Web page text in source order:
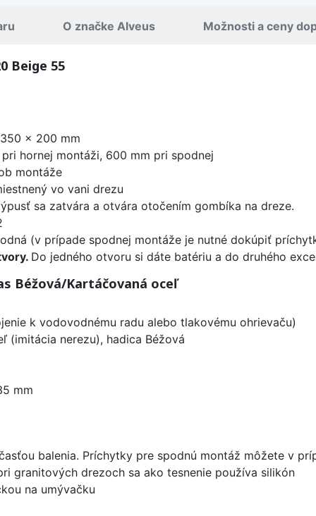
O značke Alveus Možnosti a ceny
Beige 55
x 200 mm
hornej montáži, 600 mm pri spodnej
montáže
vo vani drezu
sa zatvára a otvára otočením gombíka na dreze.
(v prípade spodnej montáže je nutné dokúpiť
Do jedného otvoru si dáte batériu a do druhého
Béžová/Kartáčovaná oceľ
k vodovodnému radu alebo tlakovému ohrievaču)
(imitácia nerezu), hadica Béžová
mm
balenia. Príchytky pre spodnú montáž môžete v
granitových drezoch sa ako tesnenie používa silikón
na umývačku